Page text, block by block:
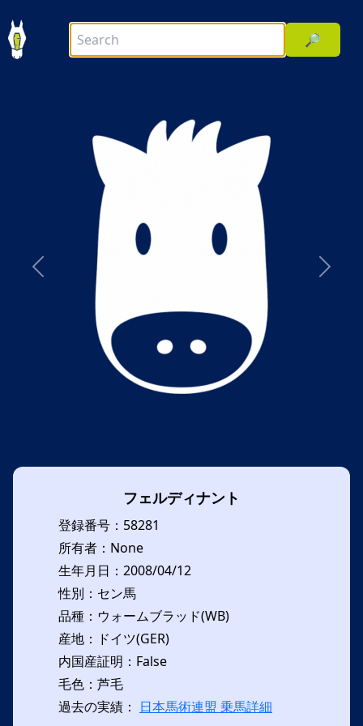
🔎
前へ 次へ
フェルディナント
登録番号：58281
所有者：None
生年月日：2008/04/12
性別：セン馬
品種：ウォームブラッド(WB)
産地：ドイツ(GER)
内国産証明：False
毛色：芦毛
過去の実績： 日本馬術連盟 乗馬詳細